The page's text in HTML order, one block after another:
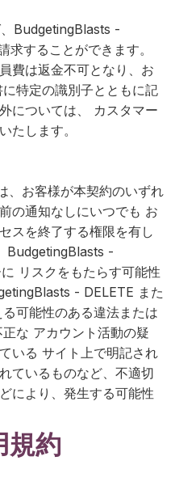
BudgetingBlasts -
求することができます。
費は返金不可となり、お
特定の識別子とともに記
については、 カスタマー
たします。
、お客様が本契約のいずれ
の通知なしにいつでも お
スを終了する権限を有し
BudgetingBlasts -
リスクをもたらす可能性
- DELETE また
可能性のある違法または
な アカウント活動の疑
いる サイト上で明記され
ているものなど、不適切
により、発生する可能性
規約